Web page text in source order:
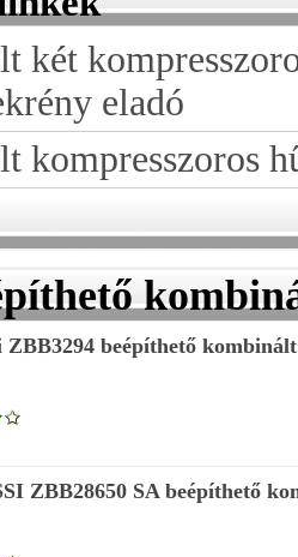
két
eladó
kompresszoros
ZBB3294 beépíthető
ZBB28650 SA beépíthető